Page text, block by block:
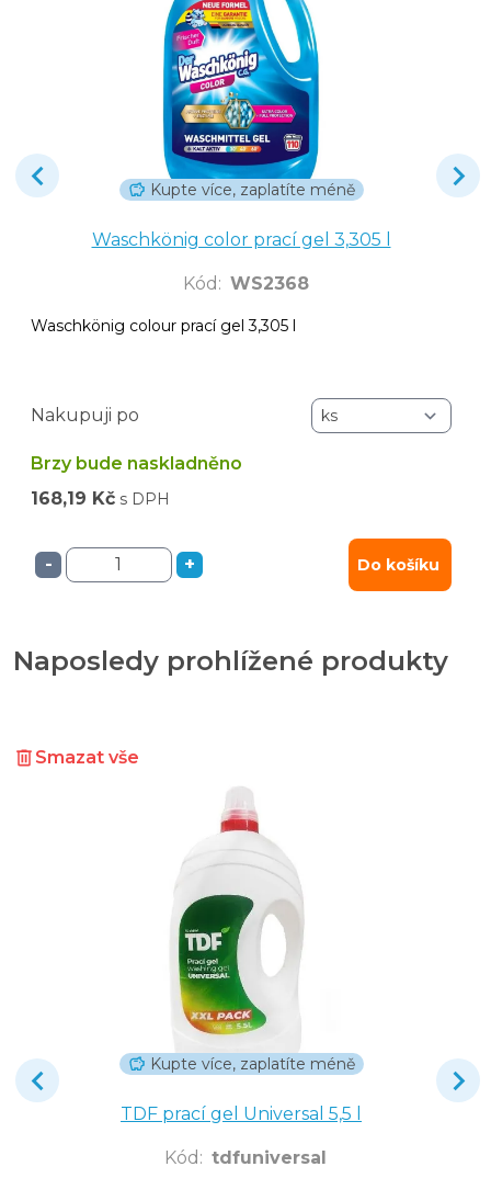
Kupte více, zaplatíte méně
Waschkönig color prací gel 3,305 l
Kód : WS2368
Waschkönig colour prací gel 3,305 l
Nakupuji po
Brzy bude naskladněno
168,19 Kč s DPH
- + Do košíku
Naposledy prohlížené produkty
Smazat vše
Kupte více, zaplatíte méně
TDF prací gel Universal 5,5 l
Kód : tdfuniversal